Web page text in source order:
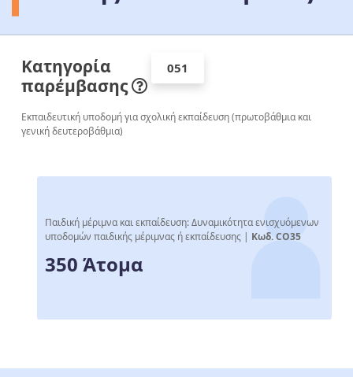
Κατηγορία
παρέμβασης
051
Εκπαιδευτική υποδομή για σχολική εκπαίδευση (πρωτοβάθμια και
γενική δευτεροβάθμια)
Παιδική μέριμνα και εκπαίδευση: Δυναμικότητα ενισχυόμενων
υποδομών παιδικής μέριμνας ή εκπαίδευσης | Κωδ. CO35
350 Άτομα